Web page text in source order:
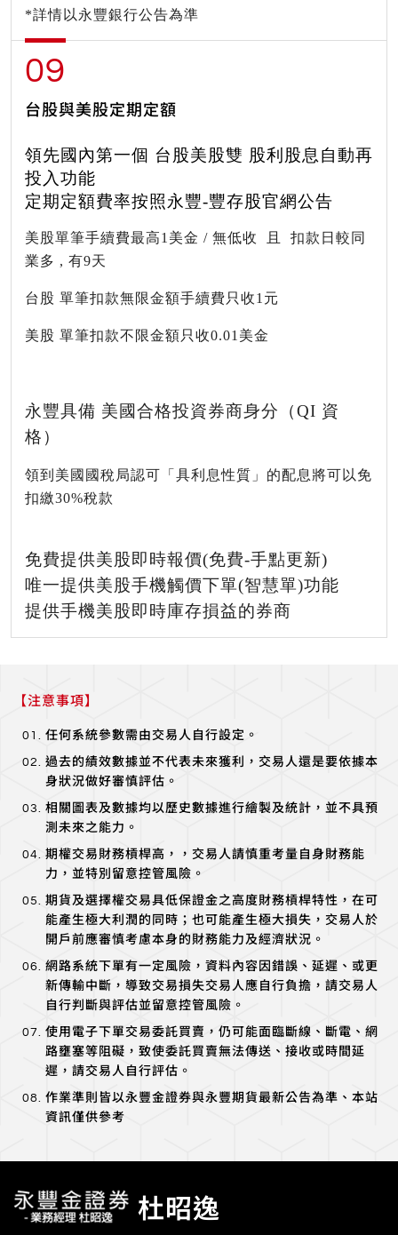
*詳情以永豐銀行公告為準
09
台股與美股定期定額
領先國內第一個 台股美股雙 股利股息自動再
投入功能
定期定額費率按照永豐-豐存股官網公告
美股單筆手續費最高1美金 / 無低收 且 扣款日較同
業多 , 有9天
台股 單筆扣款無限金額手續費只收1元
美股 單筆扣款不限金額只收0.01美金
永豐具備 美國合格投資券商身分（QI 資
格）
領到美國國稅局認可「具利息性質」的配息將可以免
扣繳30%稅款
免費提供美股即時報價(免費-手點更新)
唯一提供美股手機觸價下單(智慧單)功能
提供手機美股即時庫存損益的券商
【注意事項】
任何系統參數需由交易人自行設定。
過去的績效數據並不代表未來獲利，交易人還是要依據本
身狀況做好審慎評估。
相關圖表及數據均以歷史數據進行繪製及統計，並不具預
測未來之能力。
期權交易財務槓桿高，，交易人請慎重考量自身財務能
力，並特別留意控管風險。
期貨及選擇權交易具低保證金之高度財務槓桿特性，在可
能產生極大利潤的同時；也可能產生極大損失，交易人於
開戶前應審慎考慮本身的財務能力及經濟狀況。
網路系統下單有一定風險，資料內容因錯誤、延遲、或更
新傳輸中斷，導致交易損失交易人應自行負擔，請交易人
自行判斷與評估並留意控管風險。
使用電子下單交易委託買賣，仍可能面臨斷線、斷電、網
路壅塞等阻礙，致使委託買賣無法傳送、接收或時間延
遲，請交易人自行評估。
作業準則皆以永豐金證券與永豐期貨最新公告為準、本站
資訊僅供參考
杜昭逸